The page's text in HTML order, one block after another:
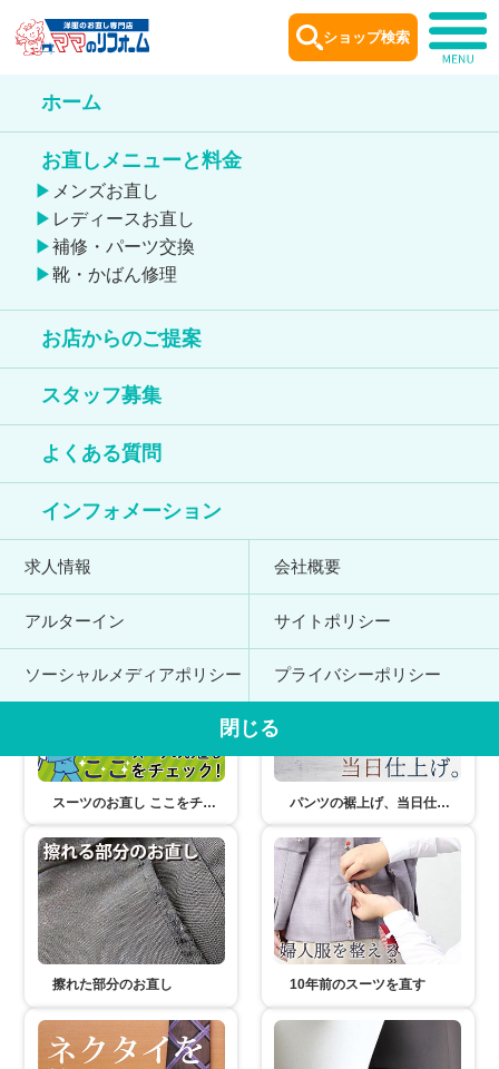
ホーム
お直しメニューと料金
メンズお直し
レディースお直し
補修・パーツ交換
靴・かばん修理
お店からのご提案
スタッフ募集
よくある質問
インフォメーション
求人情報 会社概要
アルターイン サイトポリシー
ソーシャルメディアポリシー プライバシーポリシー
閉じる
ショップ検索
お店からのご提案
Remake idea
ママのリフォーム公式SNS
スーツのお直し ここをチェック！ パンツの裾上げ、当日仕上げ。
擦れた部分のお直し 10年前のスーツを直す